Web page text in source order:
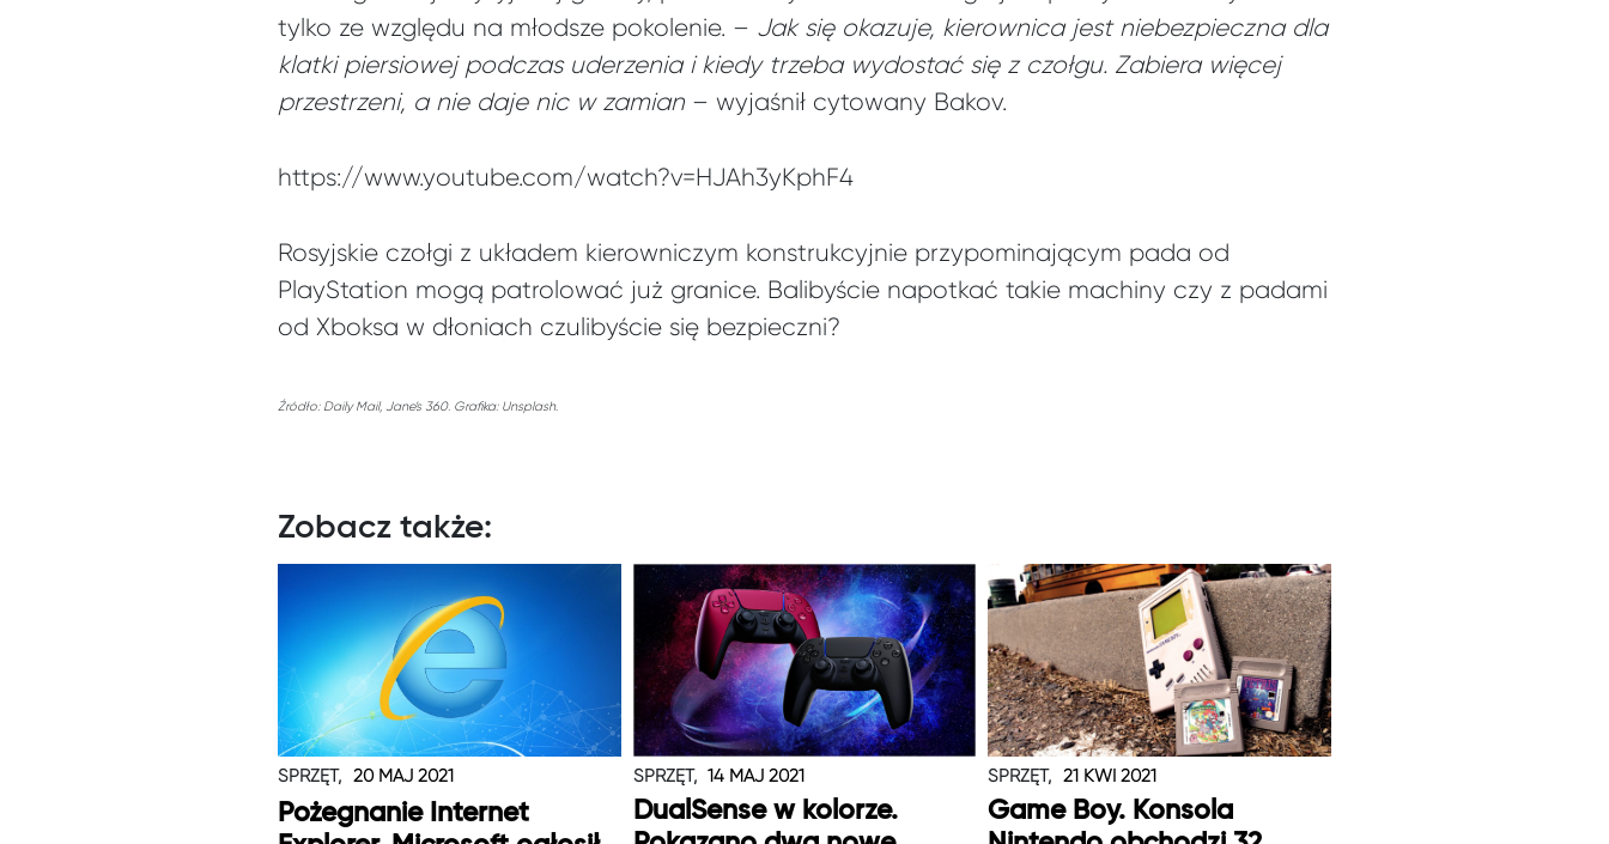
tylko ze względu na młodsze pokolenie. – Jak się okazuje, kierownica jest niebezpieczna dla
klatki piersiowej podczas uderzenia i kiedy trzeba wydostać się z czołgu. Zabiera więcej
przestrzeni, a nie daje nic w zamian – wyjaśnił cytowany Bakov.
https://www.youtube.com/watch?v=HJAh3yKphF4
Rosyjskie czołgi z układem kierowniczym konstrukcyjnie przypominającym pada od
PlayStation mogą patrolować już granice. Balibyście napotkać takie machiny czy z padami
od Xboksa w dłoniach czulibyście się bezpieczni?
Źródło: Daily Mail, Jane’s 360. Grafika: Unsplash.
Zobacz także:
SPRZĘT, 20 MAJ 2021
Pożegnanie Internet
SPRZĘT, 14 MAJ 2021
DualSense w kolorze.
SPRZĘT, 21 KWI 2021
Game Boy. Konsola